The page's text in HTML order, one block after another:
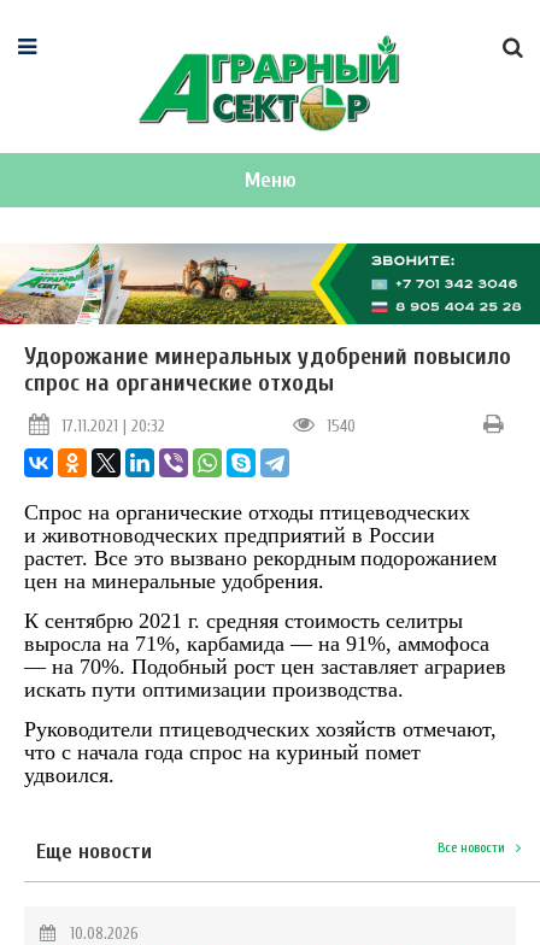
Меню
Удорожание минеральных удобрений повысило
спрос на органические отходы
17.11.2021 | 20:32 1540
Спрос на органические отходы птицеводческих
и животноводческих предприятий в России
растет. Все это вызвано рекордным подорожанием
цен на минеральные удобрения.
К сентябрю 2021 г. средняя стоимость селитры
выросла на 71%, карбамида — на 91%, аммофоса
— на 70%. Подобный рост цен заставляет аграриев
искать пути оптимизации производства.
Руководители птицеводческих хозяйств отмечают,
что с начала года спрос на куриный помет
удвоился.
Еще новости Все новости
10.08.2026